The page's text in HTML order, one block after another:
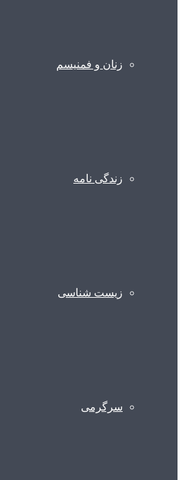
زنان و فمنیسم
زندگی نامه
زیست شناسی
سرگرمی